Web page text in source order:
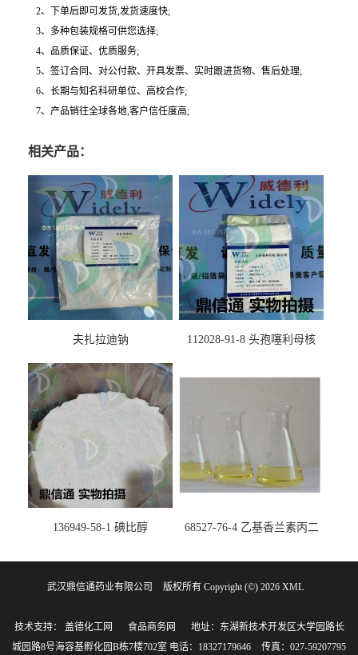
2、下单后即可发货,发货速度快;
3、多种包装规格可供您选择;
4、品质保证、优质服务;
5、签订合同、对公付款、开具发票、实时跟进货物、售后处理;
6、长期与知名科研单位、高校合作;
7、产品销往全球各地,客户信任度高;
相关产品：
夫扎拉迪钠
112028-91-8 头孢噻利母核
136949-58-1 碘比醇
68527-76-4 乙基香兰素丙二
剂 -香精香料 -鼎信通李杰
武汉鼎信通药业有限公司 版权所有 Copyright (©) 2026 XML
技术支持： 盖德化工网 食品商务网
地址：东湖新技术开发区大学园路长
城园路8号海容基孵化园B栋7楼702室 电话：18327179646 传真：027-59207795